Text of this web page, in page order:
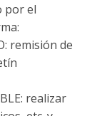
por el
remisión de
realizar